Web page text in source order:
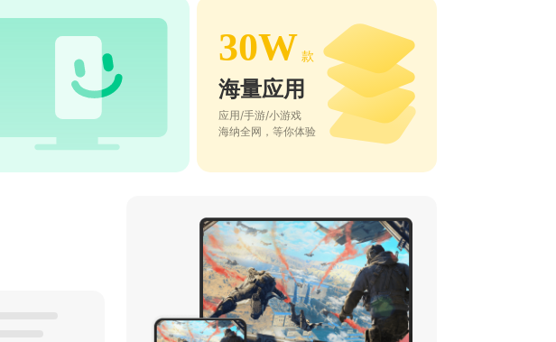
30W 款
海量应用
应用/手游/小游戏
海纳全网，等你体验